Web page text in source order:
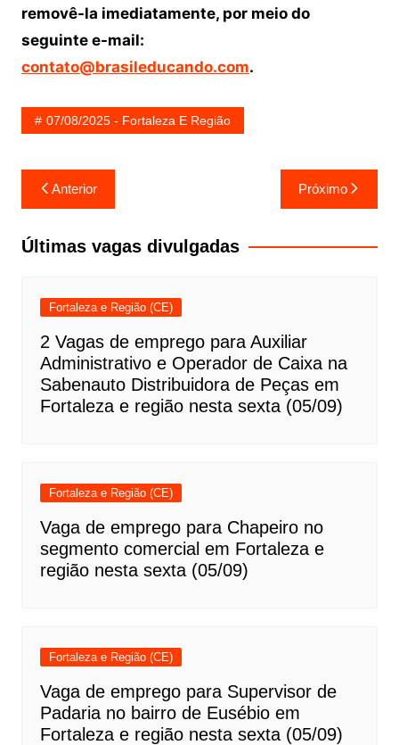
removê-la imediatamente, por meio do
seguinte e-mail:
contato@brasileducando.com.
07/08/2025 - Fortaleza E Região
Navegação
de
Post
Anterior Próximo
Últimas vagas divulgadas
Fortaleza e Região (CE)
2 Vagas de emprego para Auxiliar
Administrativo e Operador de Caixa na
Sabenauto Distribuidora de Peças em
Fortaleza e região nesta sexta (05/09)
Fortaleza e Região (CE)
Vaga de emprego para Chapeiro no
segmento comercial em Fortaleza e
região nesta sexta (05/09)
Fortaleza e Região (CE)
Vaga de emprego para Supervisor de
Padaria no bairro de Eusébio em
Fortaleza e região nesta sexta (05/09)